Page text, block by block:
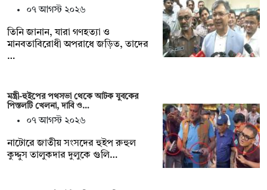
০৭ আগস্ট ২০২৬
তিনি জানান, যারা গণহত্যা ও
মানবতাবিরোধী অপরাধে জড়িত, তাদের
…
মন্ত্রী-হুইপের পথসভা থেকে আটক যুবকের
পিস্তলটি খেলনা, দাবি ও…
০৭ আগস্ট ২০২৬
নাটোরে জাতীয় সংসদের হুইপ রুহুল
কুদ্দুস তালুকদার দুলুকে গুলি…